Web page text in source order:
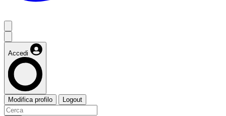
Accedi
Modifica profilo Logout